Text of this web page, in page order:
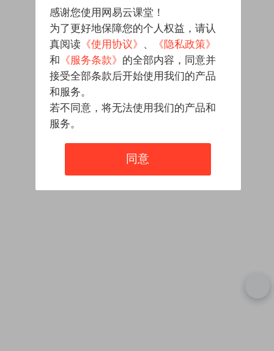
感谢您使用网易云课堂！
为了更好地保障您的个人权益，请认
真阅读 《使用协议》 、
《隐私政策》
和 《服务条款》 的全部内容，同意并
接受全部条款后开始使用我们的产品
和服务。
若不同意，将无法使用我们的产品和
服务。
同意